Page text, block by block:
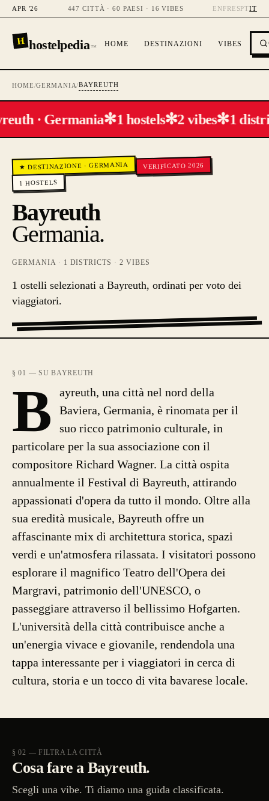
APR '26 447 CITTÀ · 60 PAESI · 16 VIBES EN FR ESPTIT
H hostelpedia™ HOME DESTINAZIONI VIBES
HOME/GERMANIA/BAYREUTH
· Germania✻1 hostels✻2 vibes✻1
★ DESTINAZIONE ·GERMANIA VERIFICATO 2026
1 HOSTELS
Bayreuth
Germania.
GERMANIA· 1 DISTRICTS ·2 VIBES
1 ostelli selezionati a Bayreuth, ordinati per voto dei
viaggiatori.
§ 01 — SU BAYREUTH
B
ayreuth, una città nel nord della
Baviera, Germania, è rinomata per il
suo ricco patrimonio culturale, in
particolare per la sua associazione con il
compositore Richard Wagner. La città ospita
annualmente il Festival di Bayreuth, attirando
appassionati d'opera da tutto il mondo. Oltre alla
sua eredità musicale, Bayreuth offre un
affascinante mix di architettura storica, spazi
verdi e un'atmosfera rilassata. I visitatori possono
esplorare il magnifico Teatro dell'Opera dei
Margravi, patrimonio dell'UNESCO, o
passeggiare attraverso il bellissimo Hofgarten.
L'università della città contribuisce anche a
un'energia vivace e giovanile, rendendola una
tappa interessante per i viaggiatori in cerca di
cultura, storia e un tocco di vita bavarese locale.
§ 02 — FILTRA LA CITTÀ
Cosa fare a Bayreuth.
Scegli una vibe. Ti diamo una guida classificata.